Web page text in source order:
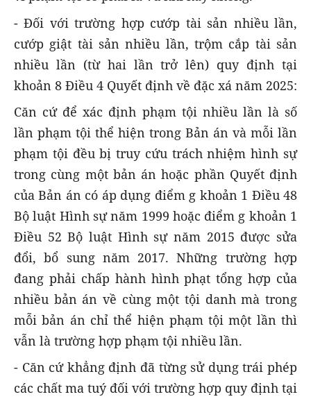
- Đối với trường hợp cướp tài sản nhiều lần,
cướp giật tài sản nhiều lần, trộm cắp tài sản
nhiều lần (từ hai lần trở lên) quy định tại
khoản 8 Điều 4 Quyết định về đặc xá năm 2025:
Căn cứ để xác định phạm tội nhiều lần là số
lần phạm tội thể hiện trong Bản án và mỗi lần
phạm tội đều bị truy cứu trách nhiệm hình sự
trong cùng một bản án hoặc phần Quyết định
của Bản án có áp dụng điểm g khoản 1 Điều 48
Bộ luật Hình sự năm 1999 hoặc điểm g khoản 1
Điều 52 Bộ luật Hình sự năm 2015 được sửa
đổi, bổ sung năm 2017. Những trường hợp
đang phải chấp hành hình phạt tổng hợp của
nhiều bản án về cùng một tội danh mà trong
mỗi bản án chỉ thể hiện phạm tội một lần thì
vẫn là trường hợp phạm tội nhiều lần.
- Căn cứ khẳng định đã từng sử dụng trái phép
các chất ma tuý đối với trường hợp quy định tại